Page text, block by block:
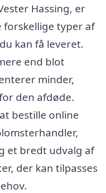
Hassing, er
typer af
kan få leveret.
end blot
minder,
den afdøde.
bestille online
et bredt udvalg af
der kan tilpasses